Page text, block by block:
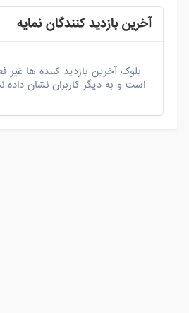
آخرین بازدید کنندگان نمایه
بلوک آخرین بازدید کننده ها غیر
است و به دیگر کاربران نشان